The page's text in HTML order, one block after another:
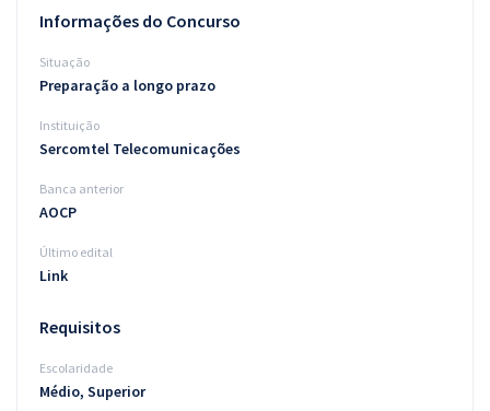
Conteúdo gratuito
Blog
Informações do Concurso
Situação
Preparação a longo prazo
Instituição
Sercomtel Telecomunicações
Banca anterior
AOCP
Último edital
Link
Requisitos
Escolaridade
Médio, Superior